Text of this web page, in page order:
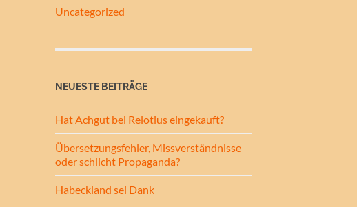
Uncategorized
NEUESTE BEITRÄGE
Hat Achgut bei Relotius eingekauft?
Übersetzungsfehler, Missverständnisse
oder schlicht Propaganda?
Habeckland sei Dank